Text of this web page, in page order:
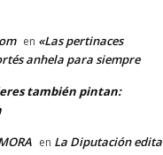
en «Las pertinaces
anhela para siempre
también pintan:
en La Diputación edita